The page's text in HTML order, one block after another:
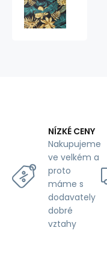
na
černém
NÍZKÉ CENY
Nakupujeme
ve velkém a
proto
máme s
dodavately
dobré
vztahy